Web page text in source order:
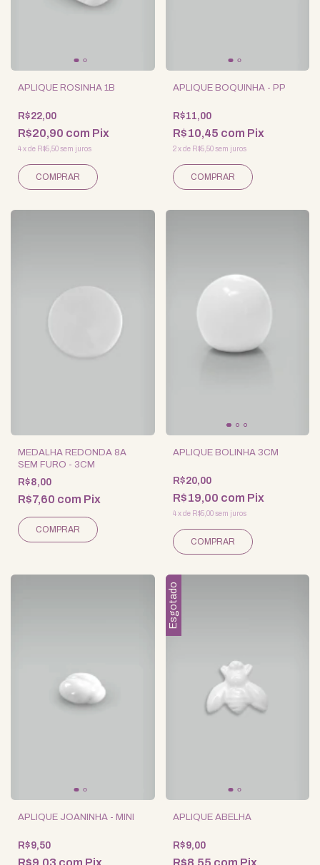
APLIQUE ROSINHA 1B
R$22,00
R$20,90 com Pix
4xde R$5,50sem juros
APLIQUE BOQUINHA - PP
R$11,00
R$10,45 com Pix
2 xde R$5,50 sem juros
MEDALHA REDONDA 8A
SEM FURO - 3CM
R$8,00
R$7,60 com Pix
APLIQUE BOLINHA 3CM
R$20,00
R$19,00 com Pix
4 xde R$5,00 sem juros
APLIQUE JOANINHA - MINI
R$9,50
Esgotado
APLIQUE ABELHA
R$9,00